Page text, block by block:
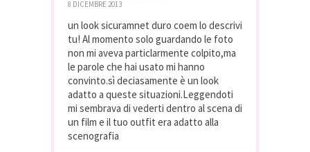
8 DICEMBRE 2013
un look sicuramnet duro coem lo descrivi
tu! Al momento solo guardando le foto
non mi aveva particlarmente colpito,ma
le parole che hai usato mi hanno
convinto.sì deciasamente è un look
adatto a queste situazioni.Leggendoti
mi sembrava di vederti dentro al scena di
un film e il tuo outfit era adatto alla
scenografia